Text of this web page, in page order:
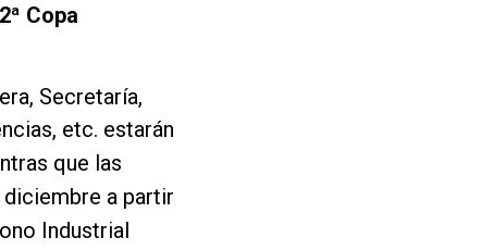
2ª Copa
Secretaría,
etc. estarán
que las
a partir
Industrial